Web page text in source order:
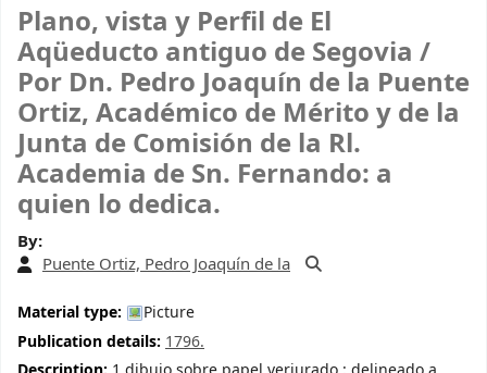
Plano, vista y Perfil de El
Aqüeducto antiguo de Segovia /
Por Dn. Pedro Joaquín de la Puente
Ortiz, Académico de Mérito y de la
Junta de Comisión de la Rl.
Academia de Sn. Fernando: a
quien lo dedica.
By:
Puente Ortiz, Pedro Joaquín de la
Material type:
Picture
Publication details: 1796.